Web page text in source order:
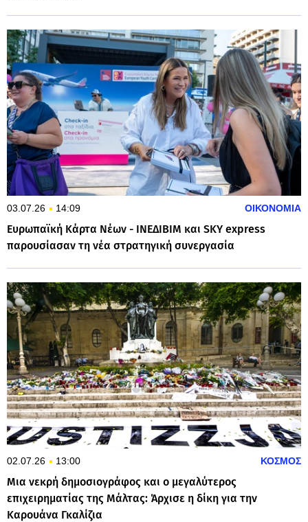
03.07.26 14:09 ΟΙΚΟΝΟΜΙΑ
Ευρωπαϊκή Κάρτα Νέων - ΙΝΕΔΙΒΙΜ και SKY express
παρουσίασαν τη νέα στρατηγική συνεργασία
02.07.26 13:00 ΚΟΣΜΟΣ
Μια νεκρή δημοσιογράφος και ο μεγαλύτερος
επιχειρηματίας της Μάλτας: Άρχισε η δίκη για την
Καρουάνα Γκαλίζια